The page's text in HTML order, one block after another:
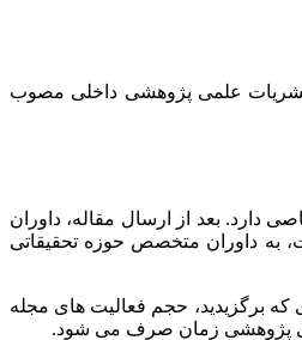
نشریات علمی پژوهشی داخلی مصوب
دارد. بعد از ارسال مقاله، داوران
داوران متخصص حوزه تحقیقاتی
برگزیدید، حجم فعالیت های مجله